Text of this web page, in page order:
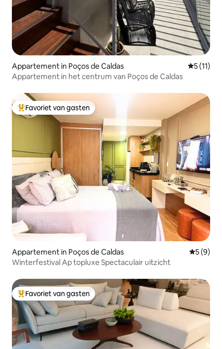
Appartement in Poços de Caldas
5 (11)
Appartement in het centrum van Poços de Caldas
Topfavoriet van gasten
Favoriet van gasten
Appartement in Poços de Caldas
5 (9)
Winterfestival Ap topluxe Spectaculair uitzicht
Topfavoriet van gasten
Favoriet van gasten